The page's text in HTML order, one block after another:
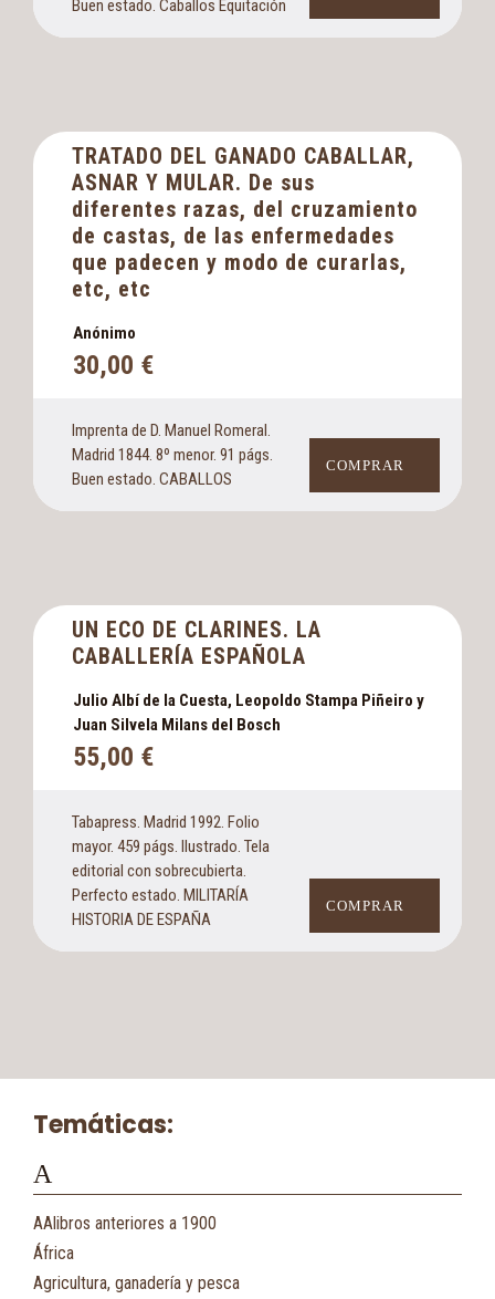
Buen estado. Caballos Equitación
TRATADO DEL GANADO CABALLAR,
ASNAR Y MULAR. De sus
diferentes razas, del cruzamiento
de castas, de las enfermedades
que padecen y modo de curarlas,
etc, etc
Anónimo
30,00 €
Imprenta de D. Manuel Romeral.
Madrid 1844. 8º menor. 91 págs.
Buen estado. CABALLOS
COMPRAR
UN ECO DE CLARINES. LA
CABALLERÍA ESPAÑOLA
Julio Albí de la Cuesta, Leopoldo Stampa Piñeiro y
Juan Silvela Milans del Bosch
55,00 €
Tabapress. Madrid 1992. Folio
mayor. 459 págs. Ilustrado. Tela
editorial con sobrecubierta.
Perfecto estado. MILITARÍA
HISTORIA DE ESPAÑA
COMPRAR
Temáticas:
A
AAlibros anteriores a 1900
África
Agricultura, ganadería y pesca